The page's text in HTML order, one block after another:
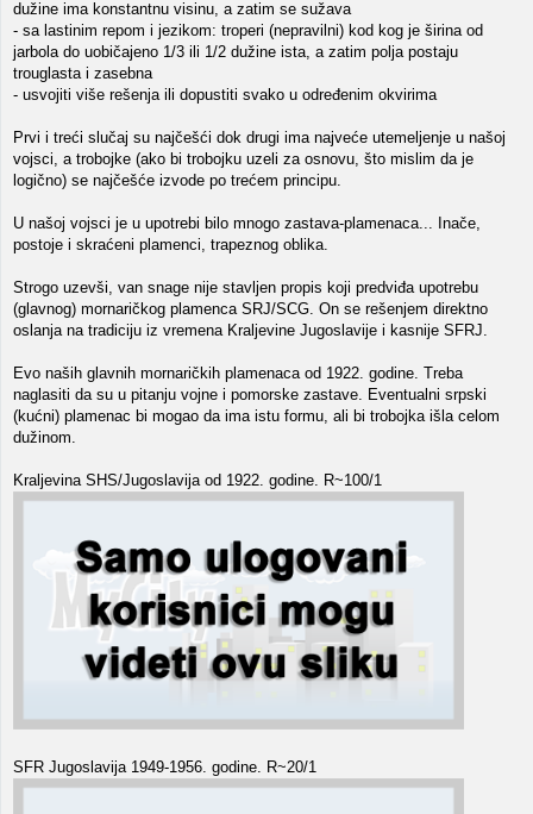
dužine ima konstantnu visinu, a zatim se sužava
- sa lastinim repom i jezikom: troperi (nepravilni) kod kog je širina od
jarbola do uobičajeno 1/3 ili 1/2 dužine ista, a zatim polja postaju
trouglasta i zasebna
- usvojiti više rešenja ili dopustiti svako u određenim okvirima
Prvi i treći slučaj su najčešći dok drugi ima najveće utemeljenje u našoj
vojsci, a trobojke (ako bi trobojku uzeli za osnovu, što mislim da je
logično) se najčešće izvode po trećem principu.
U našoj vojsci je u upotrebi bilo mnogo zastava-plamenaca... Inače,
postoje i skraćeni plamenci, trapeznog oblika.
Strogo uzevši, van snage nije stavljen propis koji predviđa upotrebu
(glavnog) mornaričkog plamenca SRJ/SCG. On se rešenjem direktno
oslanja na tradiciju iz vremena Kraljevine Jugoslavije i kasnije SFRJ.
Evo naših glavnih mornaričkih plamenaca od 1922. godine. Treba
naglasiti da su u pitanju vojne i pomorske zastave. Eventualni srpski
(kućni) plamenac bi mogao da ima istu formu, ali bi trobojka išla celom
dužinom.
Kraljevina SHS/Jugoslavija od 1922. godine. R~100/1
SFR Jugoslavija 1949-1956. godine. R~20/1